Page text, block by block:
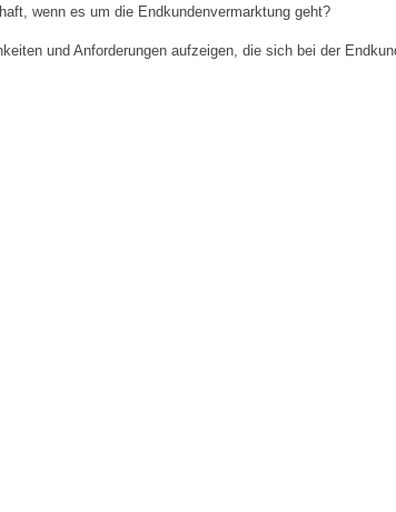
wenn es um die Endkundenvermarktung geht?
und Anforderungen aufzeigen, die sich bei der